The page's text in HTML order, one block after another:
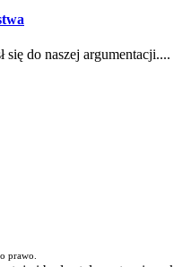
się do naszej argumentacji....
prawo.